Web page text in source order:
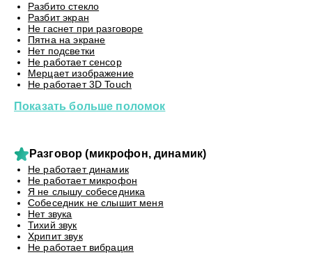
Разбито стекло
Разбит экран
Не гаснет при разговоре
Пятна на экране
Нет подсветки
Не работает сенсор
Мерцает изображение
Не работает 3D Touch
Показать больше поломок
Разговор (микрофон, динамик)
Не работает динамик
Не работает микрофон
Я не слышу собеседника
Собеседник не слышит меня
Нет звука
Тихий звук
Хрипит звук
Не работает вибрация